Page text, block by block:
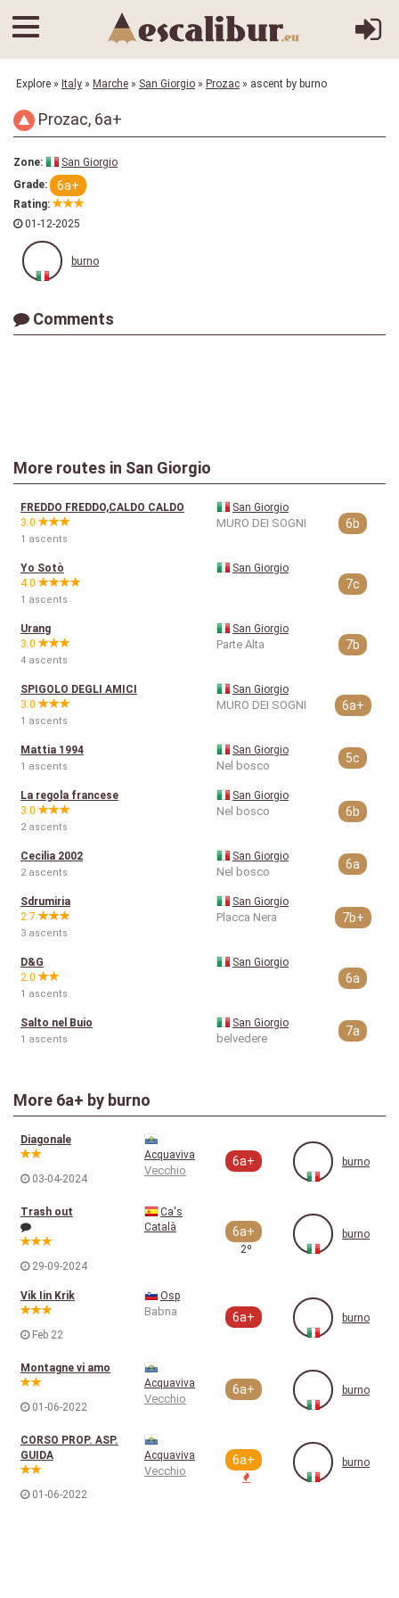
Explore » Italy » Marche » San Giorgio » Prozac » ascent by burno
Prozac, 6a+
Zone:
San Giorgio
Grade:
6a+
Rating:
01-12-2025
burno
Comments
More routes in San Giorgio
FREDDO FREDDO,CALDO CALDO
3.0
1 ascents
San Giorgio
MURO DEI SOGNI 6b
Yo Sotò
4.0
1 ascents
San Giorgio
7c
Urang
3.0
4 ascents
San Giorgio
Parte Alta 7b
SPIGOLO DEGLI AMICI
3.0
1 ascents
San Giorgio
MURO DEI SOGNI 6a+
Mattia 1994
1 ascents
San Giorgio
Nel bosco
5c
La regola francese
3.0
2 ascents
San Giorgio
Nel bosco 6b
Cecilia 2002
2 ascents
San Giorgio
Nel bosco
6a
Sdrumiria
2.7
3 ascents
San Giorgio
Placca Nera 7b+
D&G
2.0
1 ascents
San Giorgio
6a
Salto nel Buio
1 ascents
San Giorgio
belvedere
7a
More 6a+ by burno
Diagonale
03-04-2024
Acquaviva
Vecchio
6a+ burno
Trash out
29-09-2024
Ca's
Català
6a+
2º
burno
Vik Iin Krik
Feb 22
Osp
Babna 6a+ burno
Montagne vi amo
01-06-2022
Acquaviva
Vecchio
6a+ burno
CORSO PROP. ASP.
GUIDA
01-06-2022
Acquaviva
Vecchio
6a+ burno